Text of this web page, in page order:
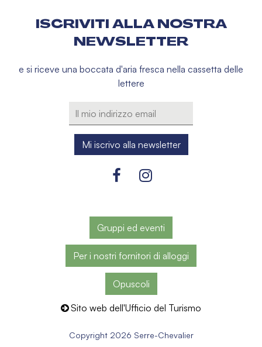
ISCRIVITI ALLA NOSTRA
NEWSLETTER
e si riceve una boccata d'aria fresca nella cassetta delle
lettere
Gruppi ed eventi
Per i nostri fornitori di alloggi
Opuscoli
Sito web dell'Ufficio del Turismo
Copyright 2026 Serre-Chevalier